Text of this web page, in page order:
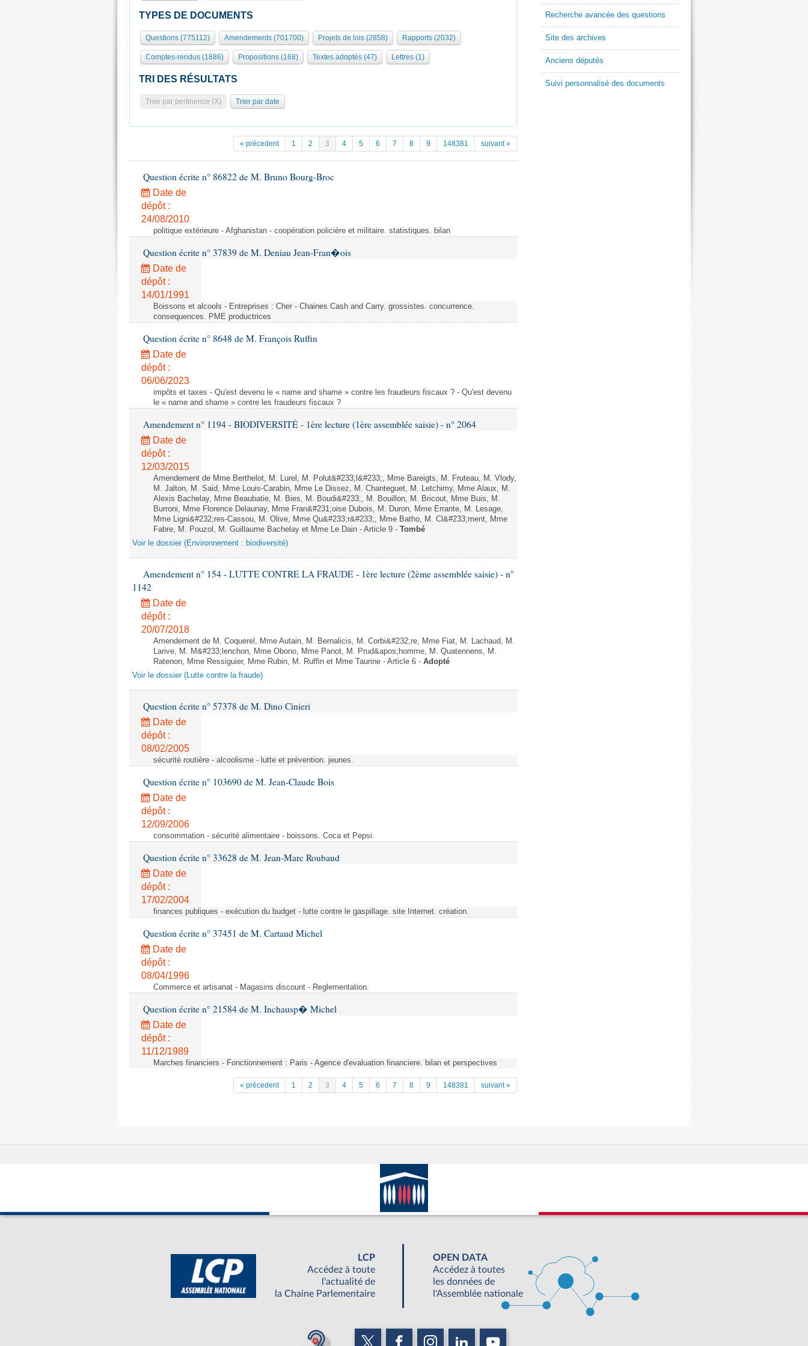
TYPES DE DOCUMENTS
Questions (775112) Amendements (701700) Projets de lois (2858) Rapports (2032)
Comptes-rendus (1886) Propositions (168) Textes adoptés (47) Lettres (1)
TRI DES RÉSULTATS
Trier par pertinence (X) Trier par date
« précedent 1 2 3 4 5 6 7 8 9 148381 suivant »
Question écrite n° 86822 de M. Bruno Bourg-Broc
Date de
dépôt :
24/08/2010
politique extérieure - Afghanistan - coopération policière et militaire. statistiques. bilan
Question écrite n° 37839 de M. Deniau Jean-Fran�ois
Date de
dépôt :
14/01/1991
Boissons et alcools - Entreprises : Cher - Chaines Cash and Carry. grossistes. concurrence.
consequences. PME productrices
Question écrite n° 8648 de M. François Ruffin
Date de
dépôt :
06/06/2023
impôts et taxes - Qu'est devenu le « name and shame » contre les fraudeurs fiscaux ? - Qu'est devenu
le « name and shame » contre les fraudeurs fiscaux ?
Amendement n° 1194 - BIODIVERSITÉ - 1ère lecture (1ère assemblée saisie) - n° 2064
Date de
dépôt :
12/03/2015
Amendement de Mme Berthelot, M. Lurel, M. Polut&#233;l&#233;, Mme Bareigts, M. Fruteau, M. Vlody,
M. Jalton, M. Said, Mme Louis-Carabin, Mme Le Dissez, M. Chanteguet, M. Letchimy, Mme Alaux, M.
Alexis Bachelay, Mme Beaubatie, M. Bies, M. Boudi&#233;, M. Bouillon, M. Bricout, Mme Buis, M.
Burroni, Mme Florence Delaunay, Mme Fran&#231;oise Dubois, M. Duron, Mme Errante, M. Lesage,
Mme Ligni&#232;res-Cassou, M. Olive, Mme Qu&#233;r&#233;, Mme Batho, M. Cl&#233;ment, Mme
Fabre, M. Pouzol, M. Guillaume Bachelay et Mme Le Dain - Article 9 - Tombé
Voir le dossier (Environnement : biodiversité)
Amendement n° 154 - LUTTE CONTRE LA FRAUDE - 1ère lecture (2ème assemblée saisie) - n°
1142
Date de
dépôt :
20/07/2018
Amendement de M. Coquerel, Mme Autain, M. Bernalicis, M. Corbi&#232;re, Mme Fiat, M. Lachaud, M.
Larive, M. M&#233;lenchon, Mme Obono, Mme Panot, M. Prud&apos;homme, M. Quatennens, M.
Ratenon, Mme Ressiguier, Mme Rubin, M. Ruffin et Mme Taurine - Article 6 - Adopté
Voir le dossier (Lutte contre la fraude)
Question écrite n° 57378 de M. Dino Cinieri
Date de
dépôt :
08/02/2005
sécurité routière - alcoolisme - lutte et prévention. jeunes.
Question écrite n° 103690 de M. Jean-Claude Bois
Date de
dépôt :
12/09/2006
consommation - sécurité alimentaire - boissons. Coca et Pepsi.
Question écrite n° 33628 de M. Jean-Marc Roubaud
Date de
dépôt :
17/02/2004
finances publiques - exécution du budget - lutte contre le gaspillage. site Internet. création.
Question écrite n° 37451 de M. Cartaud Michel
Date de
dépôt :
08/04/1996
Commerce et artisanat - Magasins discount - Reglementation.
Question écrite n° 21584 de M. Inchausp� Michel
Date de
dépôt :
11/12/1989
Marches financiers - Fonctionnement : Paris - Agence d'evaluation financiere. bilan et perspectives
« précedent 1 2 3 4 5 6 7 8 9 148381 suivant »
Recherche avancée des questions
Site des archives
Anciens députés
Suivi personnalisé des documents
LCP
Accédez à toute
l'actualité de
la Chaine Parlementaire
OPEN DATA
Accédez à toutes
les données de
l'Assemblée nationale